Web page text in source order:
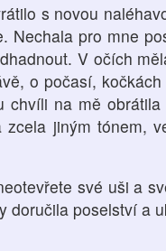
s novou
Nechala pro mne
V očích
o počasí,
na mě
jiným tónem,
své uši a
doručila poselství a